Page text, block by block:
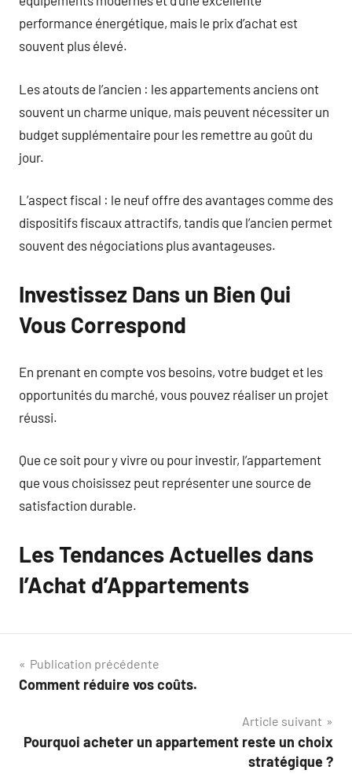
performance énergétique, mais le prix d’achat est
souvent plus élevé.
Les atouts de l’ancien : les appartements anciens ont
souvent un charme unique, mais peuvent nécessiter un
budget supplémentaire pour les remettre au goût du
jour.
L’aspect fiscal : le neuf offre des avantages comme des
dispositifs fiscaux attractifs, tandis que l’ancien permet
souvent des négociations plus avantageuses.
Investissez Dans un Bien Qui
Vous Correspond
En prenant en compte vos besoins, votre budget et les
opportunités du marché, vous pouvez réaliser un projet
réussi.
Que ce soit pour y vivre ou pour investir, l’appartement
que vous choisissez peut représenter une source de
satisfaction durable.
Les Tendances Actuelles dans
l’Achat d’Appartements
Navigation
de
Publication précédente
Comment réduire vos coûts.
Article suivant
Pourquoi acheter un appartement reste un choix
stratégique ?